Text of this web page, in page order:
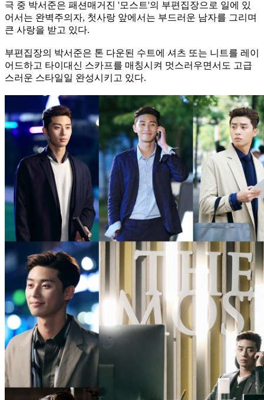
극 중 박서준은 패션매거진 '모스트'의 부편집장으로 일에 있
어서는 완벽주의자, 첫사랑 앞에서는 부드러운 남자를 그리며
큰 사랑을 받고 있다.
부편집장의 박서준은 톤 다운된 수트에 셔츠 또는 니트를 레이
어드하고 타이대신 스카프를 매칭시켜 멋스러우면서도 고급
스러운 스타일일 완성시키고 있다.